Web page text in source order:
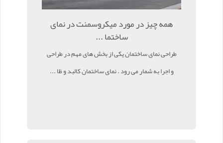
همه چیز در مورد میکروسمنت در نمای
ساختما ...
طراحی نمای ساختمان یکی از بخش‌ های مهم در طراحی
و اجرا به شمار می رود . نمای ساختمان کالبد و ظا ...